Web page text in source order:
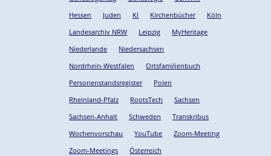
Hessen
Juden KI Kirchenbücher
Köln
Landesarchiv NRW
Leipzig
MyHeritage
Niederlande
Niedersachsen
Nordrhein-Westfalen
Ortsfamilienbuch
Personenstandsregister
Polen
Rheinland-Pfalz
RootsTech
Sachsen
Sachsen-Anhalt
Schweden
Transkribus
Wochenvorschau
YouTube
Zoom-Meeting
Zoom-Meetings
Österreich